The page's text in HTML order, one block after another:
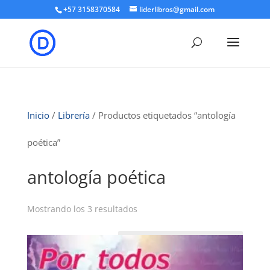
+57 3158370584 liderlibros@gmail.com
Inicio/ Librería/ Productos etiquetados “antología
poética”
antología poética
Mostrando los 3 resultadosOrdenado
por
los